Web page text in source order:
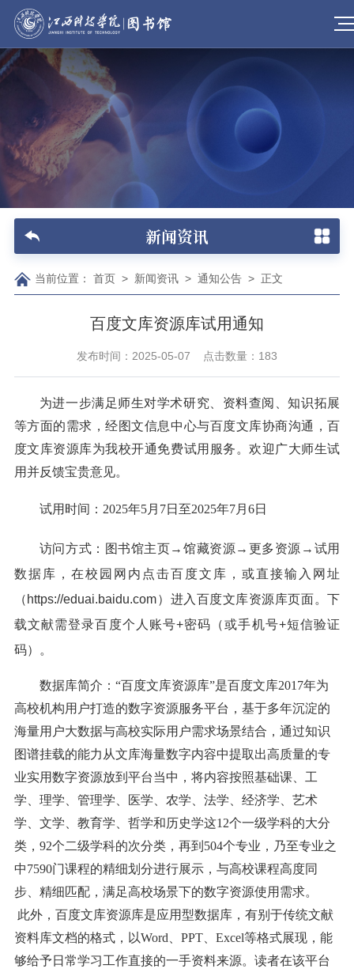
新闻资讯
当前位置： 首页> 新闻资讯> 通知公告> 正文
百度文库资源库试用通知
发布时间：2025-05-07 点击数量： 183
为进一步满足师生对学术研究、资料查阅、知识拓展
等方面的需求，经图文信息中心与百度文库协商沟通，百
度文库资源库为我校开通免费试用服务 。欢迎广大师生试
用并反馈宝贵意见。
试用时间： 2025年5月 7日至2025年7月 6日
访问方式：图书馆主页→馆藏资源→更多资源→试用
数据库，在校园网内点击百度文库，或直接输入网址
（ https://eduai.baidu.com）进入百度文库资源库页面。下
载文献需登录百度个人账号+密码（或手机号+短信验证
码）。
数据库简介： “百度文库资源库”是百度文库2017年为
高校机构用户打造的数字资源服务平台，基于多年沉淀的
海量用户大数据与高校实际用户需求场景结合，通过知识
图谱挂载的能力从文库海量数字内容中提取出高质量的专
业实用数字资源放到平台当中，将内容按照基础课、工
学、理学、管理学、医学、农学、法学、经济学、艺术
学、文学、教育学、哲学和历史学这12个一级学科的大分
类， 92个二级学科的次分类，再到 504个专业，乃至专业之
中7590门课程的精细划分进行展示，与高校课程高度同
步、精细匹配，满足高校场景下的数字资源使用需求。
此外，百度文库资源库是应用型数据库，有别于传统文献
资料库文档的格式，以Word PPT、 Excel等格式展现，能
够给予日常学习工作直接的一手资料来源。读者在该平台